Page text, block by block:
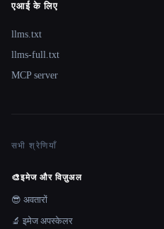
एआई के लिए
llms.txt
llms-full.txt
MCP server
सभी श्रेणियाँ
🎨इमेज और विज़ुअल
😎 अवतारों
🔬 इमेज अपस्केलर